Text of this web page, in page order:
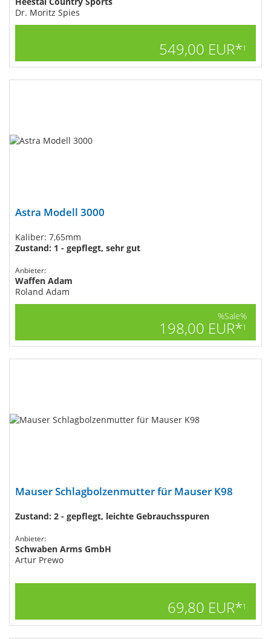
Dr. Moritz Spies
549,00 EUR*1
Astra Modell 3000
Kaliber: 7,65mm
Zustand: 1 - gepflegt, sehr gut
Anbieter:
Waffen Adam
Roland Adam
%Sale%
198,00 EUR*1
Mauser Schlagbolzenmutter für Mauser K98
Zustand: 2 - gepflegt, leichte Gebrauchsspuren
Anbieter:
Schwaben Arms GmbH
Artur Prewo
69,80 EUR*1